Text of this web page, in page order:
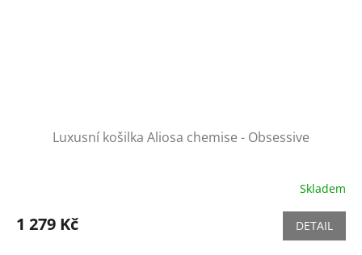
Luxusní košilka Aliosa chemise - Obsessive
Skladem
1 279 Kč DETAIL